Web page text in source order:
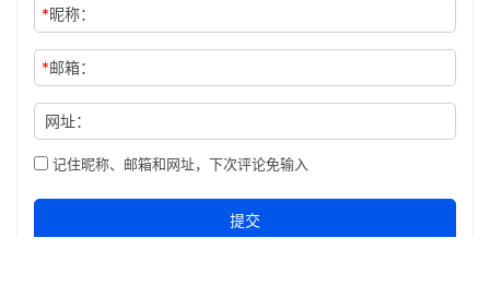
*昵称：
*邮箱：
网址：
记住昵称、邮箱和网址，下次评论免输入
提交